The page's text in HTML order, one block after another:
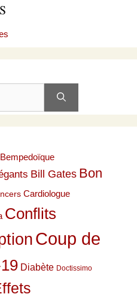
Bill Gates Bon
Cardiologue
Conflits
Coup de
Diabète Doctissimo